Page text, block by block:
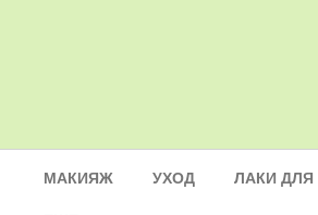
МАКИЯЖ УХОД ЛАКИ ДЛЯ